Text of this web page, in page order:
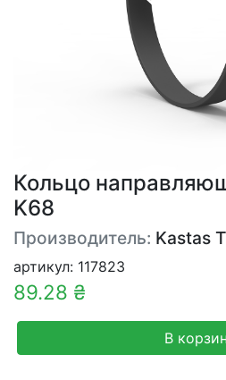
Кольцо
K68
Производитель: Kastas
артикул: 117823
89.28 ₴
В